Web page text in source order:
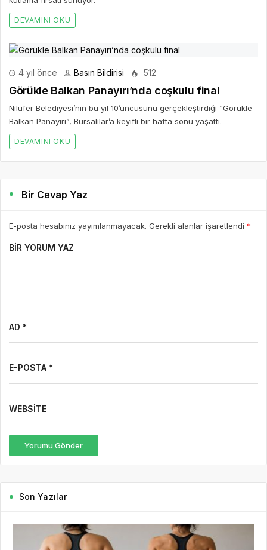
DEVAMINI OKU
4 yıl önce Basın Bildirisi 512
Görükle Balkan Panayırı’nda coşkulu final
Nilüfer Belediyesi’nin bu yıl 10’uncusunu gerçekleştirdiği “Görükle
Balkan Panayırı”, Bursalılar’a keyifli bir hafta sonu yaşattı.
DEVAMINI OKU
Bir Cevap Yaz
E-posta hesabınız yayımlanmayacak. Gerekli alanlar işaretlendi *
BIR YORUM YAZ
AD *
E-POSTA *
WEBSITE
Yorumu Gönder
Son Yazılar